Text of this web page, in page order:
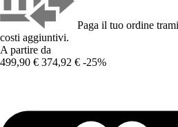
Paga il tuo ordine
costi aggiuntivi.
A partire da
499,90 € 374,92 € -25%